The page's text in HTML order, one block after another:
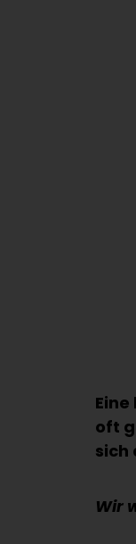
oft
sich
Wir